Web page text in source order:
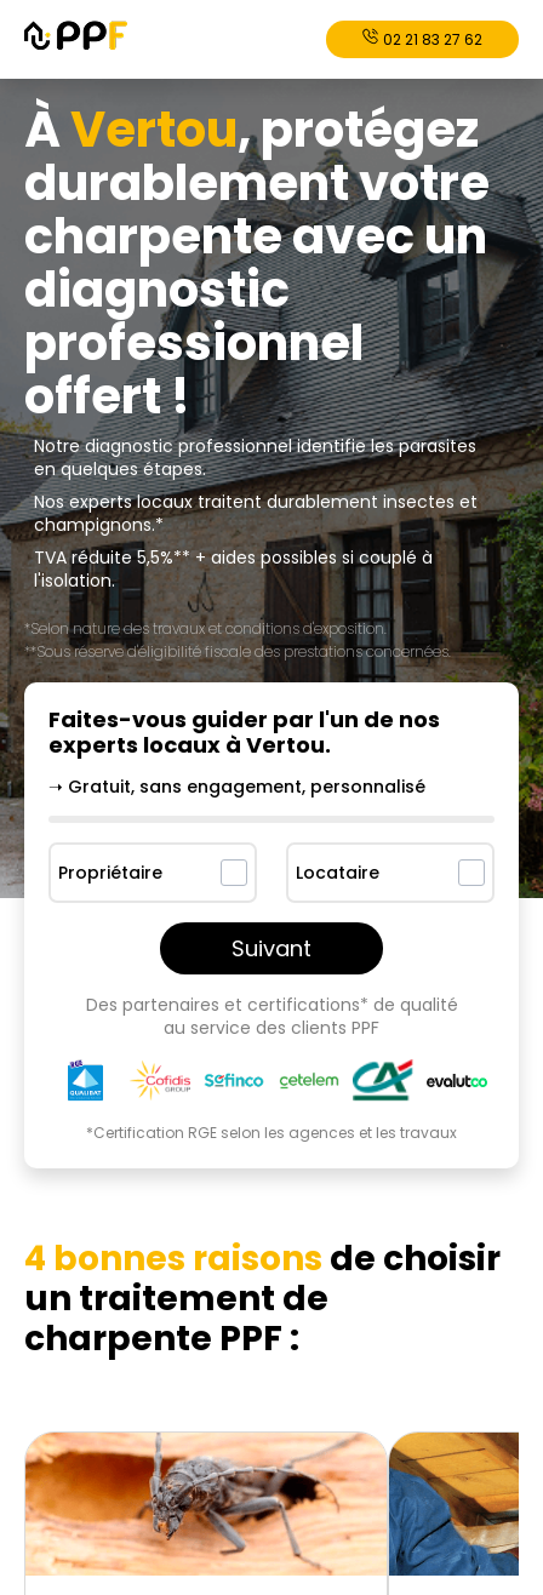
02 21 83 27 62
ÀVertou, protégez
durablement votre
charpente avec un
diagnostic
professionnel
offert !
Notre diagnostic professionnel identifie les parasites
en quelques étapes.
Nos experts locaux traitent durablement insectes et
champignons.*
TVA réduite 5,5%** + aides possibles si couplé à
l'isolation.
*Selon nature des travaux et conditions d'exposition.
**Sous réserve d'éligibilité fiscale des prestations concernées.
Faites-vous guider par l'un de nos
experts locaux à Vertou.
➝ Gratuit, sans engagement, personnalisé
Propriétaire Locataire
Suivant
Des partenaires et certifications* de qualité
au service des clients PPF
*Certification RGE selon les agences et les travaux
4 bonnes raisons de choisir
un traitement de
charpente PPF :